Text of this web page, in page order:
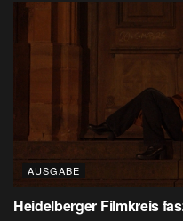
AUSGABE
Heidelberger Filmkreis